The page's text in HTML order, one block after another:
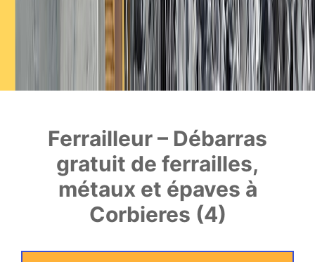
Ferrailleur – Débarras
gratuit de ferrailles,
métaux et épaves à
Corbieres (4)